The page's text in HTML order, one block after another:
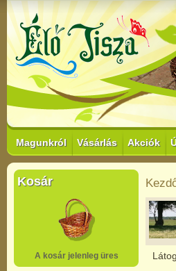
Magunkról Vásárlás Akciók
Kosár
A kosár jelenleg üres